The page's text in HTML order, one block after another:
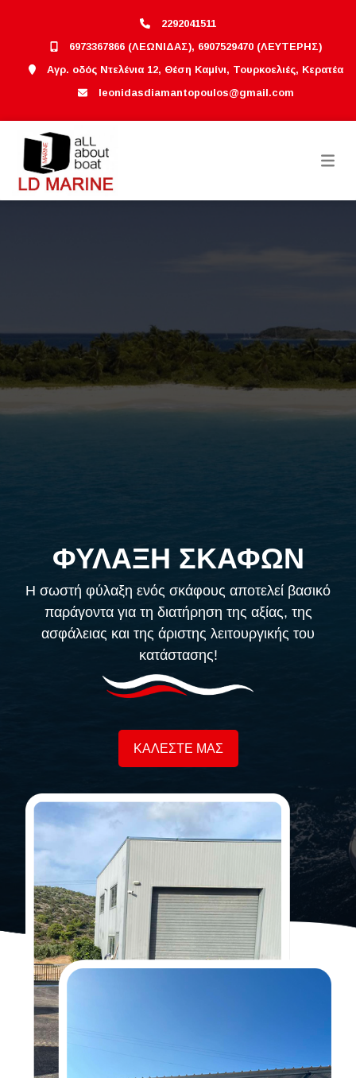
2292041511
6973367866 (ΛΕΩΝΙΔΑΣ), 6907529470 (ΛΕΥΤΕΡΗΣ)
Αγρ. οδός Ντελένια 12, Θέση Καμίνι, Τουρκοελιές, Κερατέα
leonidasdiamantopoulos@gmail.com
ΦΥΛΑΞΗ ΣΚΑΦΩΝ
Η σωστή φύλαξη ενός σκάφους αποτελεί βασικό
παράγοντα για τη διατήρηση της αξίας, της
ασφάλειας και της άριστης λειτουργικής του
κατάστασης!
ΚΑΛΕΣΤΕ ΜΑΣ